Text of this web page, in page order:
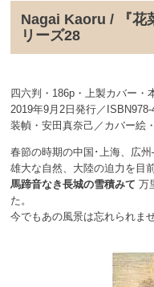
Nagai Kaoru / 『花
リーズ28
四六判・186p・上製カバー・
2019年9月2日発行／ISBN978-
装幀・安田真奈己／カバー絵
春節の時期の中国･上海、広州
雄大な自然、大陸の迫力を目
馬蹄音なき長城の雪積みて 万
た。
今でもあの風景は忘れられま